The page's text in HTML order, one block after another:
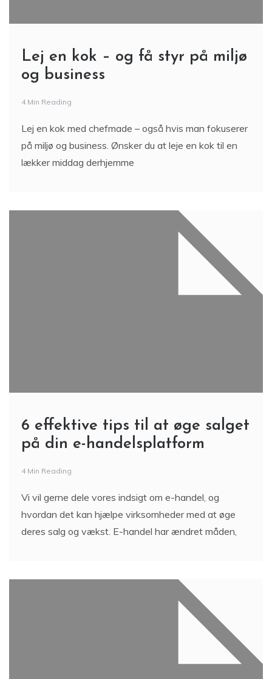
Lej en kok – og få styr på miljø
og business
4 Min Reading
Lej en kok med chefmade – også hvis man fokuserer
på miljø og business. Ønsker du at leje en kok til en
lækker middag derhjemme
6 effektive tips til at øge salget
på din e-handelsplatform
4 Min Reading
Vi vil gerne dele vores indsigt om e-handel, og
hvordan det kan hjælpe virksomheder med at øge
deres salg og vækst. E-handel har ændret måden,